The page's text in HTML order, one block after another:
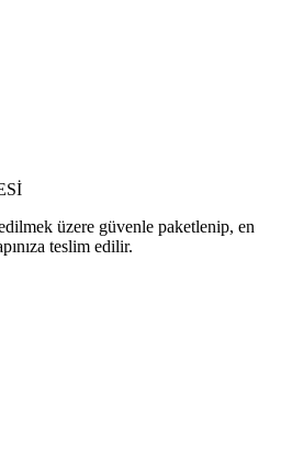
üzere güvenle paketlenip, en
teslim edilir.